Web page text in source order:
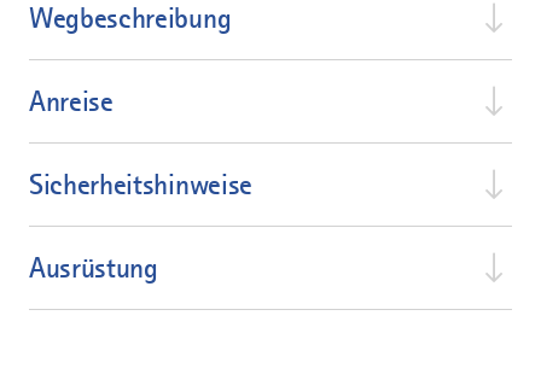
Wegbeschreibung
Anreise
Sicherheitshinweise
Ausrüstung